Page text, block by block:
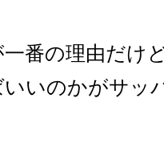
番の理由だけ
いのかがサッ